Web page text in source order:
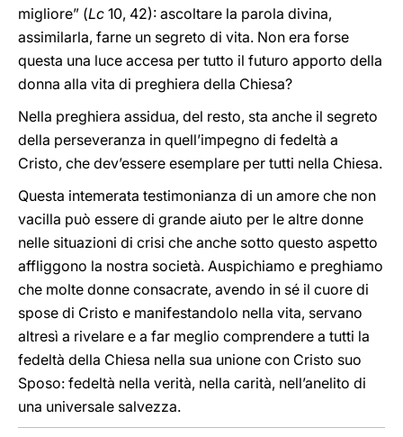
migliore” (Lc 10, 42): ascoltare la parola divina,
assimilarla, farne un segreto di vita. Non era forse
questa una luce accesa per tutto il futuro apporto della
donna alla vita di preghiera della Chiesa?
Nella preghiera assidua, del resto, sta anche il segreto
della perseveranza in quell’impegno di fedeltà a
Cristo, che dev’essere esemplare per tutti nella Chiesa.
Questa intemerata testimonianza di un amore che non
vacilla può essere di grande aiuto per le altre donne
nelle situazioni di crisi che anche sotto questo aspetto
affliggono la nostra società. Auspichiamo e preghiamo
che molte donne consacrate, avendo in sé il cuore di
spose di Cristo e manifestandolo nella vita, servano
altresì a rivelare e a far meglio comprendere a tutti la
fedeltà della Chiesa nella sua unione con Cristo suo
Sposo: fedeltà nella verità, nella carità, nell’anelito di
una universale salvezza.